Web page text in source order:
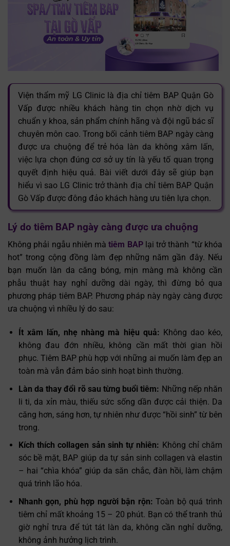
Viện thẩm mỹ LG Clinic là địa chỉ tiêm BAP Quận Gò
Vấp được nhiều khách hàng tin chọn nhờ dịch vụ
chuẩn y khoa, sản phẩm chính hãng và đội ngũ bác sĩ
chuyên môn cao. Trong bối cảnh tiêm BAP ngày càng
được ưa chuộng để trẻ hóa làn da không xâm lấn,
việc lựa chọn đúng cơ sở uy tín là yếu tố quan trọng
quyết định hiệu quả. Bài viết dưới đây sẽ giúp bạn
hiểu vì sao LG Clinic trở thành địa chỉ tiêm BAP Quận
Gò Vấp được đông đảo khách hàng ưu tiên lựa chọn.
Lý do tiêm BAP ngày càng được ưa chuộng
Không phải ngẫu nhiên màtiêm BAPlại trở thành “từ khóa
hot” trong cộng đồng làm đẹp những năm gần đây. Nếu
bạn muốn làn da căng bóng, mịn màng mà không cần
phẫu thuật hay nghỉ dưỡng dài ngày, thì đừng bỏ qua
phương pháp tiêm BAP. Phương pháp này ngày càng được
ưa chuộng vì nhiều lý do sau:
Ít xâm lấn, nhẹ nhàng mà hiệu quả: Không dao kéo,
không đau đớn nhiều, không cần mất thời gian hồi
phục. Tiêm BAP phù hợp với những ai muốn làm đẹp an
toàn mà vẫn đảm bảo sinh hoạt bình thường.
Làn da thay đổi rõ sau từng buổi tiêm: Những nếp nhăn
li ti, da xỉn màu, thiếu sức sống dần được cải thiện. Da
căng hơn, sáng hơn, tự nhiên như được “hồi sinh” từ bên
trong.
Kích thích collagen sản sinh tự nhiên: Không chỉ chăm
sóc bề mặt, BAP giúp da tự sản sinh collagen và elastin
– hai “chìa khóa” giúp da săn chắc, đàn hồi, làm chậm
quá trình lão hóa.
Nhanh gọn, phù hợp người bận rộn: Toàn bộ quá trình
tiêm chỉ mất khoảng 15 – 20 phút. Bạn có thể tranh thủ
giờ nghỉ trưa để tút tát làn da, không cần nghỉ dưỡng,
không ảnh hưởng lịch trình.